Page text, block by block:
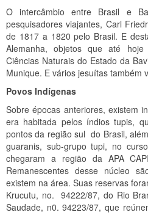
O intercâmbio entre Brasil e
pesquisadores viajantes, Carl
de 1817 a 1820 pelo Brasil. E
Alemanha, objetos que até
Ciências Naturais do Estado da
Munique. E vários jesuítas também
Povos Indígenas
Sobre épocas anteriores, existem
era habitada pelos índios tupis,
pontos da região sul do Brasil,
guaranis, sub-grupo tupi, no
chegaram a região da APA
Remanescentes desse núcleo
existem na área. Suas reservas
Krucutu, no. 94222/87, do Rio
Saudade, n0. 94223/87, que